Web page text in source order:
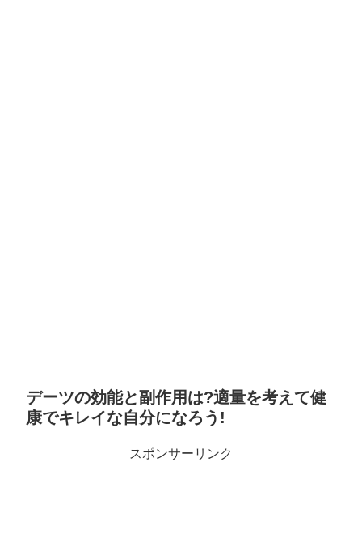
デーツの効能と副作用は?適量を考えて健
康でキレイな自分になろう!
スポンサーリンク